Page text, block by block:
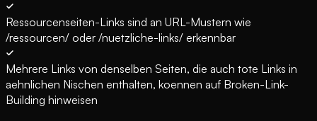
Ressourcenseiten-Links sind an URL-Mustern wie
/ressourcen/ oder /nuetzliche-links/ erkennbar
Mehrere Links von denselben Seiten, die auch tote Links in
aehnlichen Nischen enthalten, koennen auf Broken-Link-
Building hinweisen